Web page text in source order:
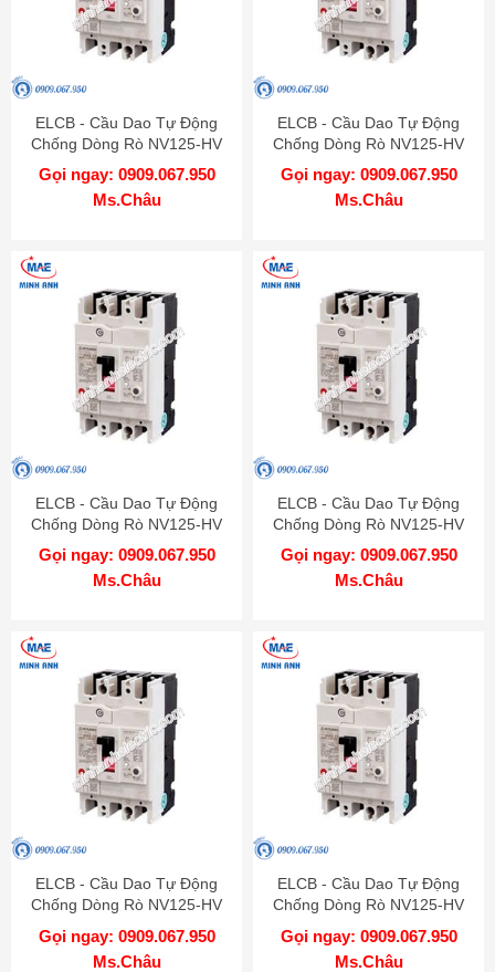
ELCB - Cầu Dao Tự Động
Chống Dòng Rò NV125-HV
4P 75A 50kA 1.2.500mA TD
MITSUBISHI
Gọi ngay: 0909.067.950
Ms.Châu
ELCB - Cầu Dao Tự Động
Chống Dòng Rò NV125-HV
4P 60A 50kA 1.2.500mA TD
MITSUBISHI
Gọi ngay: 0909.067.950
Ms.Châu
ELCB - Cầu Dao Tự Động
Chống Dòng Rò NV125-HV
4P 50A 50kA 1.2.500mA TD
MITSUBISHI
Gọi ngay: 0909.067.950
Ms.Châu
ELCB - Cầu Dao Tự Động
Chống Dòng Rò NV125-HV
4P 40A 50kA 1.2.500mA TD
MITSUBISHI
Gọi ngay: 0909.067.950
Ms.Châu
ELCB - Cầu Dao Tự Động
Chống Dòng Rò NV125-HV
4P 30A 50kA 1.2.500mA TD
MITSUBISHI
Gọi ngay: 0909.067.950
Ms.Châu
ELCB - Cầu Dao Tự Động
Chống Dòng Rò NV125-HV
4P 20A 50kA 1.2.500mA TD
MITSUBISHI
Gọi ngay: 0909.067.950
Ms.Châu